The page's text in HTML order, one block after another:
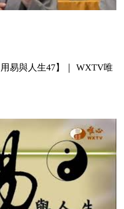
易與人生47】｜ WXTV唯